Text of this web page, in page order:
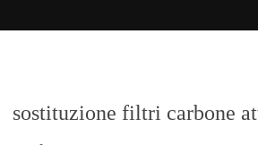
sostituzione filtri carbone